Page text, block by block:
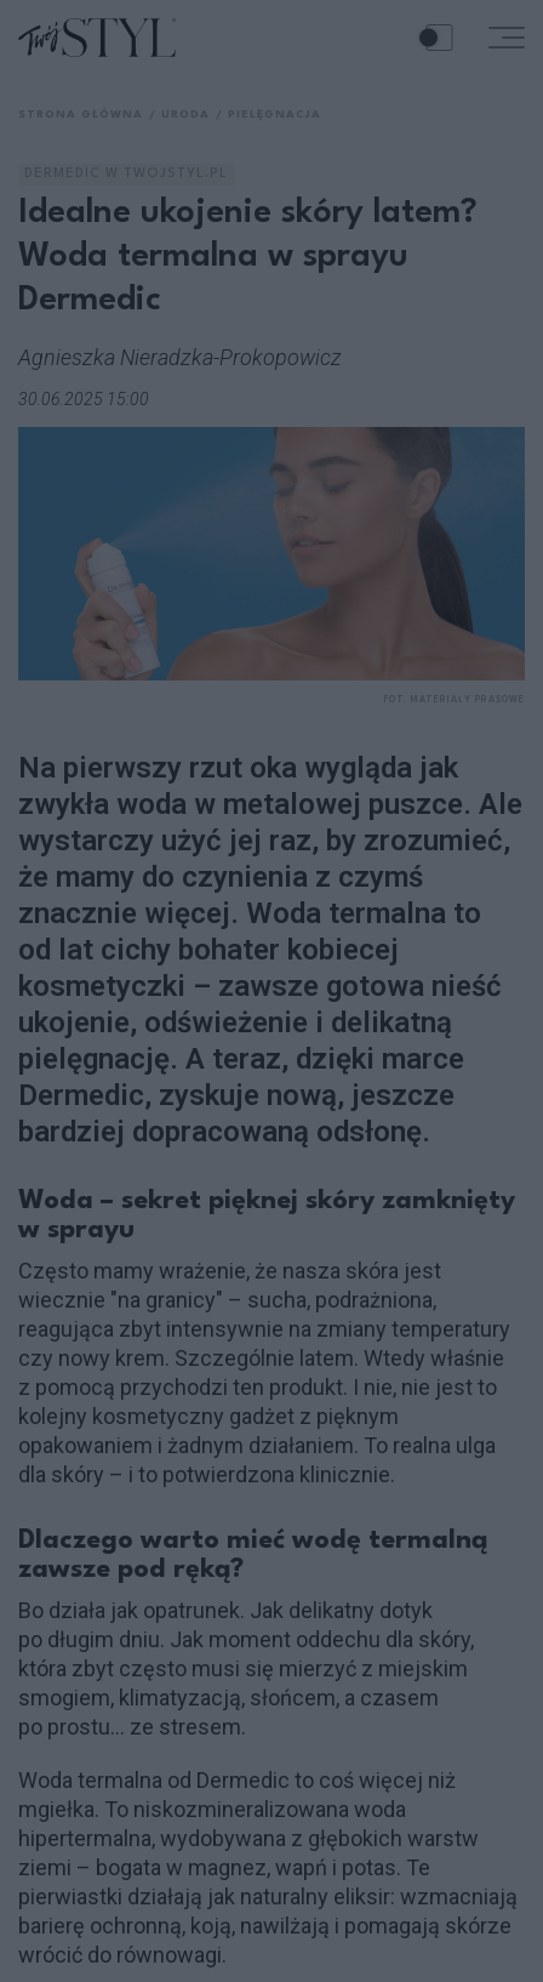
Idealne ukojenie skóry latem?
Woda termalna w sprayu
Dermedic
Agnieszka Nieradzka-Prokopowicz
30.06.2025 15:00
Na pierwszy rzut oka wygląda jak
zwykła woda w metalowej puszce. Ale
wystarczy użyć jej raz, by zrozumieć,
że mamy do czynienia z czymś
znacznie więcej. Woda termalna to
od lat cichy bohater kobiecej
kosmetyczki – zawsze gotowa nieść
ukojenie, odświeżenie i delikatną
pielęgnację. A teraz, dzięki marce
Dermedic, zyskuje nową, jeszcze
bardziej dopracowaną odsłonę.
Woda – sekret pięknej skóry zamknięty
w sprayu
Często mamy wrażenie, że nasza skóra jest
wiecznie "na granicy" – sucha, podrażniona,
reagująca zbyt intensywnie na zmiany temperatury
czy nowy krem. Szczególnie latem. Wtedy właśnie
z pomocą przychodzi ten produkt. I nie, nie jest to
kolejny kosmetyczny gadżet z pięknym
opakowaniem i żadnym działaniem. To realna ulga
dla skóry – i to potwierdzona klinicznie.
Dlaczego warto mieć wodę termalną
zawsze pod ręką?
Bo działa jak opatrunek. Jak delikatny dotyk
po długim dniu. Jak moment oddechu dla skóry,
która zbyt często musi się mierzyć z miejskim
smogiem, klimatyzacją, słońcem, a czasem
po prostu... ze stresem.
Woda termalna od Dermedic to coś więcej niż
mgiełka. To niskozmineralizowana woda
hipertermalna, wydobywana z głębokich warstw
ziemi – bogata w magnez, wapń i potas. Te
pierwiastki działają jak naturalny eliksir: wzmacniają
barierę ochronną, koją, nawilżają i pomagają skórze
wrócić do równowagi.